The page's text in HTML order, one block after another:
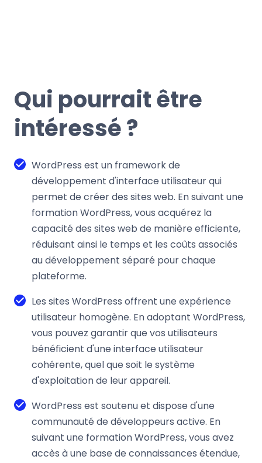
Qui pourrait être
intéressé ?
WordPress est un framework de
développement d'interface utilisateur qui
permet de créer des sites web. En suivant une
formation WordPress, vous acquérez la
capacité des sites web de manière efficiente,
réduisant ainsi le temps et les coûts associés
au développement séparé pour chaque
plateforme.
Les sites WordPress offrent une expérience
utilisateur homogène. En adoptant WordPress,
vous pouvez garantir que vos utilisateurs
bénéficient d'une interface utilisateur
cohérente, quel que soit le système
d'exploitation de leur appareil.
WordPress est soutenu et dispose d'une
communauté de développeurs active. En
suivant une formation WordPress, vous avez
accès à une base de connaissances étendue,